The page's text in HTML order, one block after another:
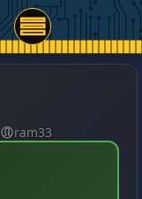
ram33